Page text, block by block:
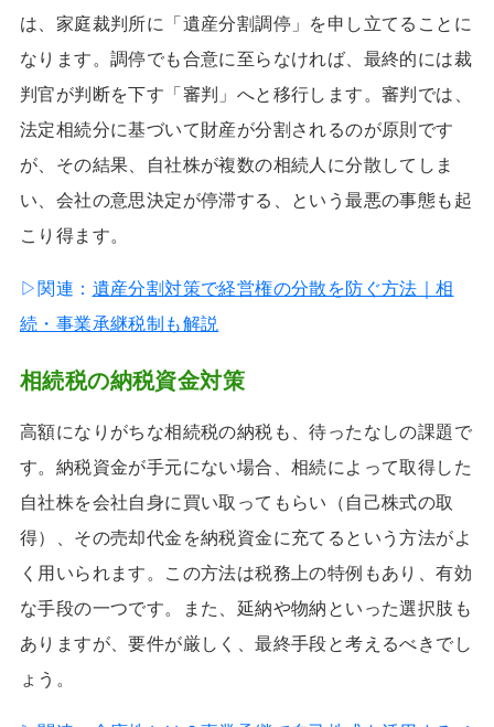
は、家庭裁判所に「遺産分割調停」を申し立てることに
なります。調停でも合意に至らなければ、最終的には裁
判官が判断を下す「審判」へと移行します。審判では、
法定相続分に基づいて財産が分割されるのが原則です
が、その結果、自社株が複数の相続人に分散してしま
い、会社の意思決定が停滞する、という最悪の事態も起
こり得ます。
▷関連： 遺産分割対策で経営権の分散を防ぐ方法｜相
続・事業承継税制も解説
相続税の納税資金対策
高額になりがちな相続税の納税も、待ったなしの課題で
す。納税資金が手元にない場合、相続によって取得した
自社株を会社自身に買い取ってもらい（自己株式の取
得）、その売却代金を納税資金に充てるという方法がよ
く用いられます。この方法は税務上の特例もあり、有効
な手段の一つです。また、延納や物納といった選択肢も
ありますが、要件が厳しく、最終手段と考えるべきでし
ょう。